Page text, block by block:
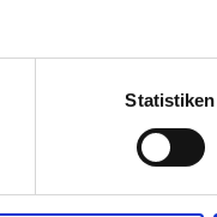
Statistiken